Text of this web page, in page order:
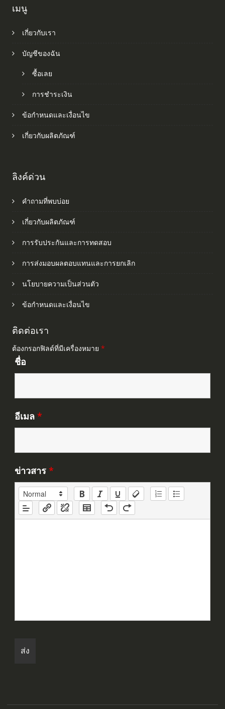
เมนู
เกี่ยวกับเรา
บัญชีของฉัน
ซื้อเลย
การชำระเงิน
ข้อกำหนดและเงื่อนไข
เกี่ยวกับผลิตภัณฑ์
ลิงค์ด่วน
คำถามที่พบบ่อย
เกี่ยวกับผลิตภัณฑ์
การรับประกันและการทดสอบ
การส่งมอบผลตอบแทนและการยกเลิก
นโยบายความเป็นส่วนตัว
ข้อกำหนดและเงื่อนไข
ติดต่อเรา
ต้องกรอกฟิลด์ที่มีเครื่องหมาย *
ชื่อ
อีเมล *
ข่าวสาร *